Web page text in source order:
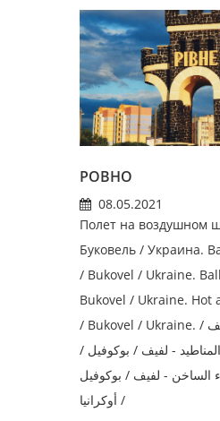
РОВНО
08.05.2021
Полет на воздушном
Буковель / Украина.
/ Bukovel / Ukraine.
Bukovel / Ukraine. Hot
/ Bukovel / Ukraine. رحلة المنطاد - لفيف /
- لفيف / بوكوفيل /
الساخن - لفيف / بوكوفيل
/ أوكرانيا